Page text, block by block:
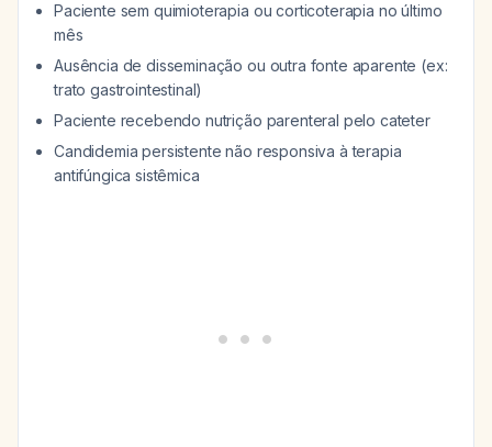
Paciente sem quimioterapia ou corticoterapia no último
mês
Ausência de disseminação ou outra fonte aparente (ex:
trato gastrointestinal)
Paciente recebendo nutrição parenteral pelo cateter
Candidemia persistente não responsiva à terapia
antifúngica sistêmica